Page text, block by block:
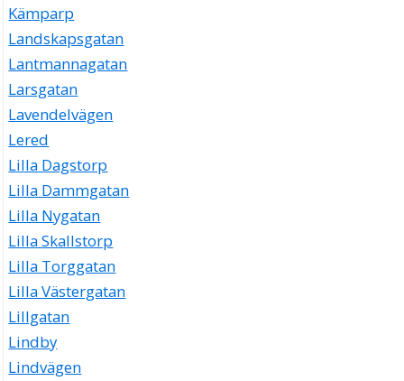
Kämparp
Landskapsgatan
Lantmannagatan
Larsgatan
Lavendelvägen
Lered
Lilla Dagstorp
Lilla Dammgatan
Lilla Nygatan
Lilla Skallstorp
Lilla Torggatan
Lilla Västergatan
Lillgatan
Lindby
Lindvägen